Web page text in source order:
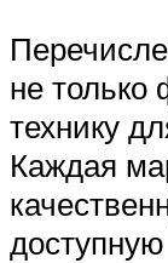
не только
технику
Каждая